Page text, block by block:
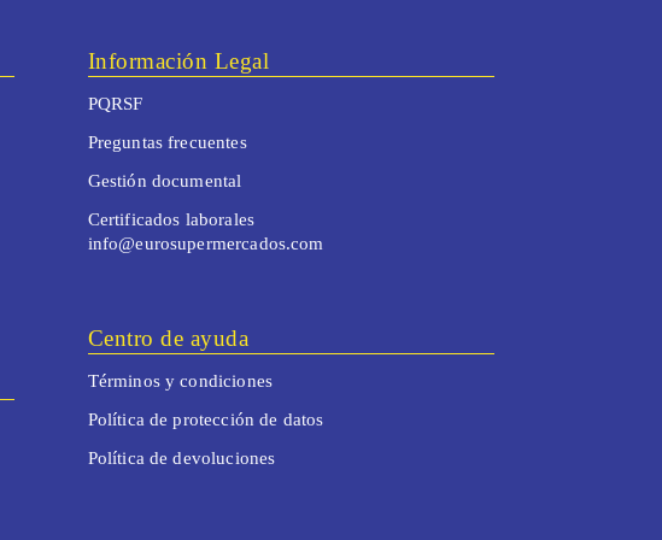
Información Legal
PQRSF
Preguntas frecuentes
Gestión documental
Certificados laborales
info@eurosupermercados.com
Centro de ayuda
Términos y condiciones
Política de protección de datos
Política de devoluciones